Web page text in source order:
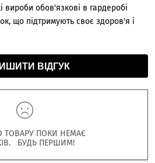
вироби обов'язкові в гардеробі
що підтримують своє здоров'я і
ВІДГУК
ТОВАРУ ПОКИ НЕМАЄ
БУДЬ ПЕРШИМ!